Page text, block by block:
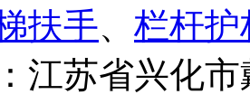
扶手、 栏杆护
江苏省兴化